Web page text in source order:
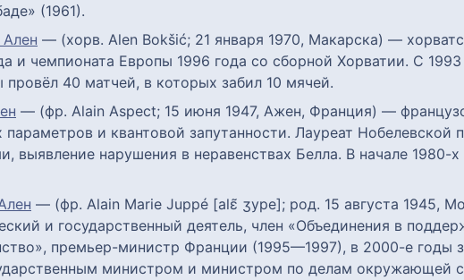
(1961).
— (хорв. Alen Bokšić; 21 января 1970, Макарска) —
и чемпионата Европы 1996 года со сборной Хорватии. С
провёл 40 матчей, в которых забил 10 мячей.
— (фр. Alain Aspect; 15 июня 1947, Ажен, Франция) —
и квантовой запутанности. Лауреат
выявление нарушения в неравенствах Белла. В начале 1980-
— (фр. Alain Marie Juppé [alɛ̃ ʒype]; род. 15 августа 1945,
и государственный деятель, член «Объединения в
премьер-министр Франции (1995—1997), в 2000-е годы
министром и министром по делам окружающей